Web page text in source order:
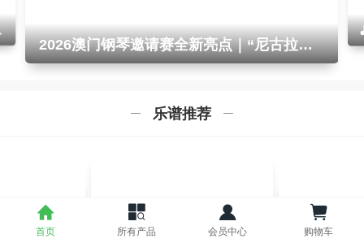
团研讨会
2026澳门钢琴邀请赛全新亮点｜“尼古拉斯·迈克尔·史密斯钢琴二重奏组”正式设立！
乐谱推荐
首页 所有产品 会员中心 购物车